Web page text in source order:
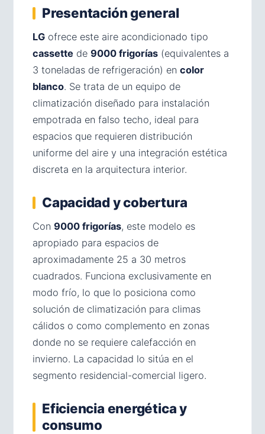
Presentación general
LG ofrece este aire acondicionado tipo
cassette de 9000 frigorías (equivalentes a
3 toneladas de refrigeración) en color
blanco. Se trata de un equipo de
climatización diseñado para instalación
empotrada en falso techo, ideal para
espacios que requieren distribución
uniforme del aire y una integración estética
discreta en la arquitectura interior.
Capacidad y cobertura
Con 9000 frigorías, este modelo es
apropiado para espacios de
aproximadamente 25 a 30 metros
cuadrados. Funciona exclusivamente en
modo frío, lo que lo posiciona como
solución de climatización para climas
cálidos o como complemento en zonas
donde no se requiere calefacción en
invierno. La capacidad lo sitúa en el
segmento residencial-comercial ligero.
Eficiencia energética y
consumo